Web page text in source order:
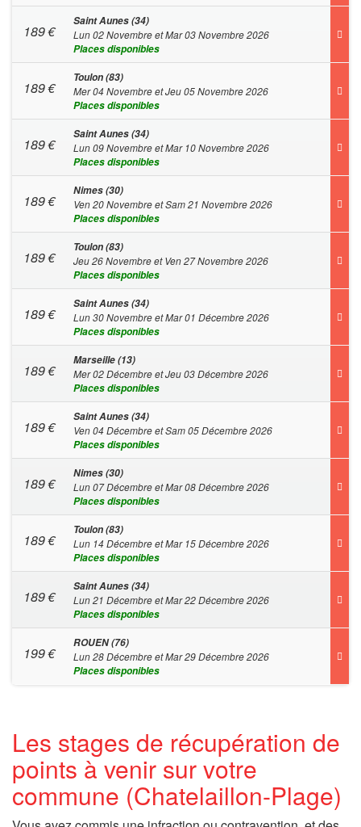
189€
Saint Aunes (34)
Lun 02 Novembre et Mar 03 Novembre 2026
Places disponibles
189€
Toulon (83)
Mer 04 Novembre et Jeu 05 Novembre 2026
Places disponibles
189€
Saint Aunes (34)
Lun 09 Novembre et Mar 10 Novembre 2026
Places disponibles
189€
Nimes (30)
Ven 20 Novembre et Sam 21 Novembre 2026
Places disponibles
189€
Toulon (83)
Jeu 26 Novembre et Ven 27 Novembre 2026
Places disponibles
189€
Saint Aunes (34)
Lun 30 Novembre et Mar 01 Décembre 2026
Places disponibles
189€
Marseille (13)
Mer 02 Décembre et Jeu 03 Décembre 2026
Places disponibles
189€
Saint Aunes (34)
Ven 04 Décembre et Sam 05 Décembre 2026
Places disponibles
189€
Nimes (30)
Lun 07 Décembre et Mar 08 Décembre 2026
Places disponibles
189€
Toulon (83)
Lun 14 Décembre et Mar 15 Décembre 2026
Places disponibles
189€
Saint Aunes (34)
Lun 21 Décembre et Mar 22 Décembre 2026
Places disponibles
199€
ROUEN (76)
Lun 28 Décembre et Mar 29 Décembre 2026
Places disponibles
Les stages de récupération de
points à venir sur votre
commune (Chatelaillon-Plage)